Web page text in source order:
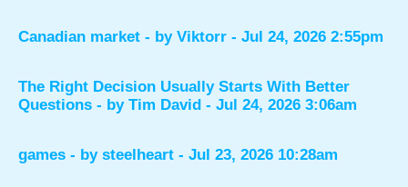
Canadian market - by Viktorr - Jul 24, 2026 2:55pm
The Right Decision Usually Starts With Better
Questions - by Tim David - Jul 24, 2026 3:06am
games - by steelheart - Jul 23, 2026 10:28am